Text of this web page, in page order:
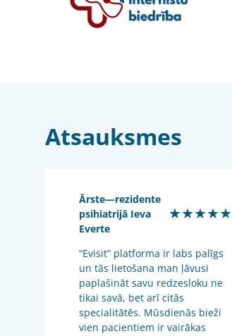
Atsauksmes
Ārste—rezidente
psihiatrijā Ieva
Everte
★★★★★
“Evisit” platforma ir labs palīgs
un tās lietošana man ļāvusi
paplašināt savu redzesloku ne
tikai savā, bet arī citās
specialitātēs. Mūsdienās bieži
vien pacientiem ir vairākas